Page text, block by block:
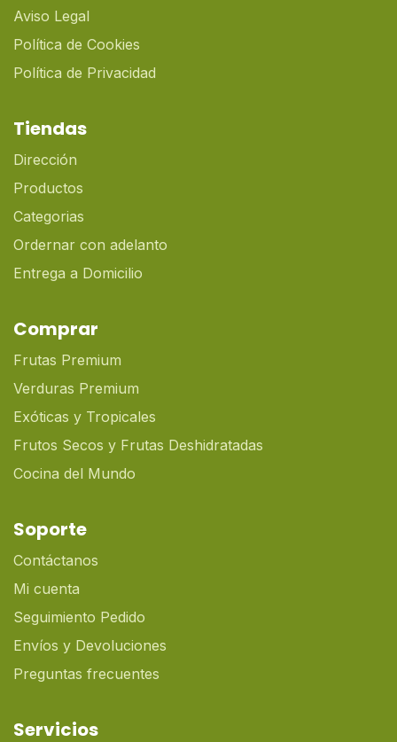
Aviso Legal
Política de Cookies
Política de Privacidad
Tiendas
Dirección
Productos
Categorias
Ordernar con adelanto
Entrega a Domicilio
Comprar
Frutas Premium
Verduras Premium
Exóticas y Tropicales
Frutos Secos y Frutas Deshidratadas
Cocina del Mundo
Soporte
Contáctanos
Mi cuenta
Seguimiento Pedido
Envíos y Devoluciones
Preguntas frecuentes
Servicios